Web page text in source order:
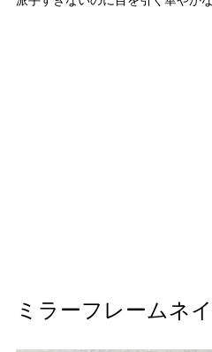
ミラーフレームネ